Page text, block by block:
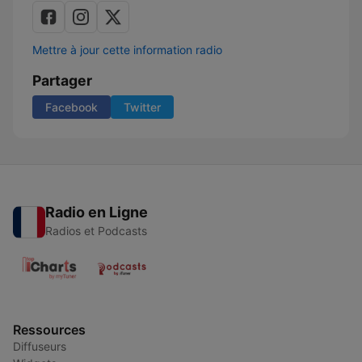
Mettre à jour cette information radio
Partager
Facebook Twitter
Radio en Ligne
Radios et Podcasts
Ressources
Diffuseurs